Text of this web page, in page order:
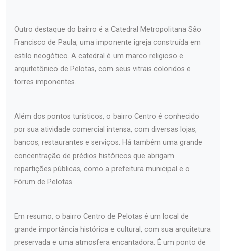
Outro destaque do bairro é a Catedral Metropolitana São
Francisco de Paula, uma imponente igreja construída em
estilo neogótico. A catedral é um marco religioso e
arquitetônico de Pelotas, com seus vitrais coloridos e
torres imponentes.
Além dos pontos turísticos, o bairro Centro é conhecido
por sua atividade comercial intensa, com diversas lojas,
bancos, restaurantes e serviços. Há também uma grande
concentração de prédios históricos que abrigam
repartições públicas, como a prefeitura municipal e o
Fórum de Pelotas.
Em resumo, o bairro Centro de Pelotas é um local de
grande importância histórica e cultural, com sua arquitetura
preservada e uma atmosfera encantadora. É um ponto de